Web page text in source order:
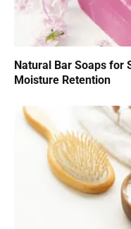
Natural Bar Soaps for
Moisture Retention